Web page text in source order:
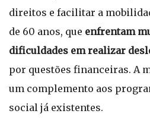
direitos e facilitar a
de 60 anos, que enfrentam
dificuldades em realizar
por questões financeiras. A
um complemento aos
social já existentes.